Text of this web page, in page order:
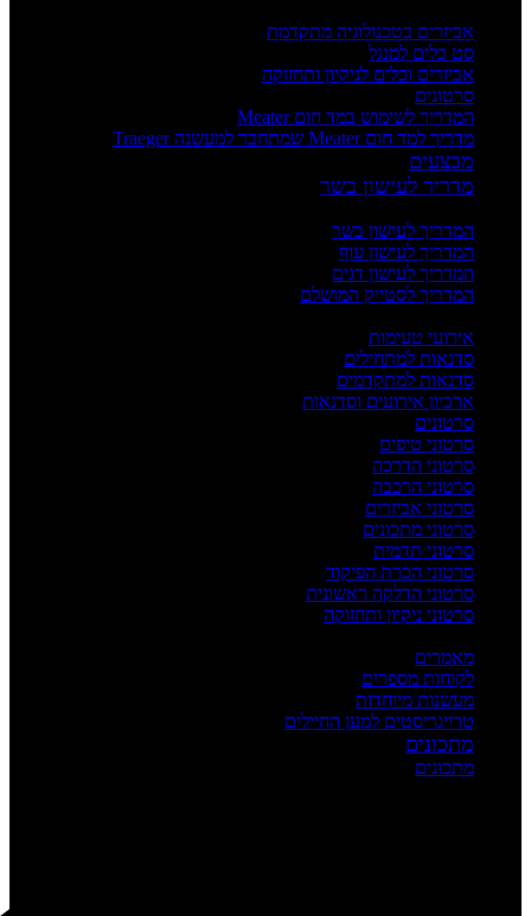
אביזרים בטכנולוגיה מתקדמת
סט כלים למנגל
אביזרים וכלים לניקיון ותחזוקה
סרטונים
המדריך לשימוש במד חום Meater
מדריך למד חום Meater שמתחבר למעשנה Traeger
מבצעים
מדריך לעישון בשר
המדריך לעישון בשר
המדריך לעישון עוף
המדריך לעישון דגים
המדריך לסטייק המושלם
אירועי טעימות
סדנאות למתחילים
סדנאות למתקדמים
ארכיון אירועים וסדנאות
סרטונים
סרטוני טיפים
סרטוני הדרכה
סרטוני הרכבה
סרטוני אביזרים
סרטוני מתכונים
סרטוני תדמית
סרטוני הכרת הפיקוד
סרטוני הדלקה ראשונית
סרטוני ניקיון ותחזוקה
מאמרים
לקוחות מספרים
מעשנות מיוחדות
טרייגריסטים למען החיילים
מתכונים
מתכונים